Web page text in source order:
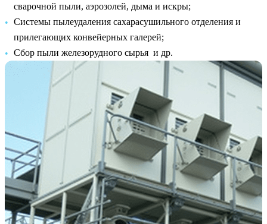
сварочной пыли, аэрозолей, дыма и искры;
Системы пылеудаления сахарасушильного отделения и
прилегающих конвейерных галерей;
Сбор пыли железорудного сырья и др.